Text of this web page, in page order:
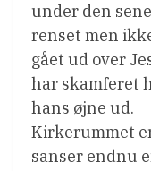
under den
renset men
gået ud over
har skamferet
hans øjne ud.
Kirkerummet
sanser endnu